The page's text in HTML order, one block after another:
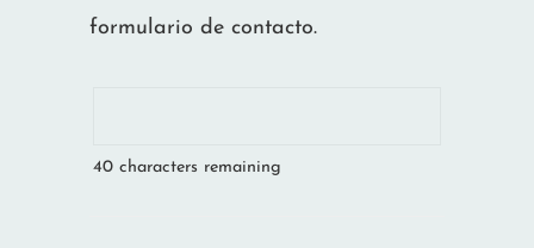
formulario de contacto.
40 characters remaining